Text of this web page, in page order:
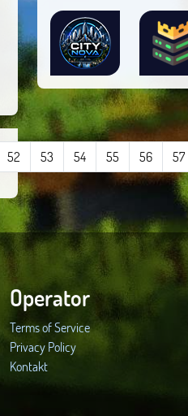
52 53 54 55 56 57
Operator
Terms of Service
Privacy Policy
Kontakt